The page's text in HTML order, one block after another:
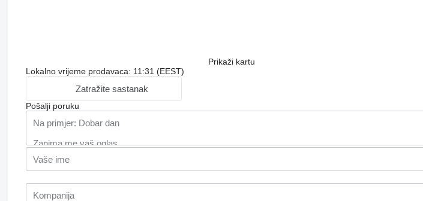
Prikaži kartu
Lokalno vrijeme prodavaca: 11:31 (EEST)
Zatražite sastanak
Pošalji poruku